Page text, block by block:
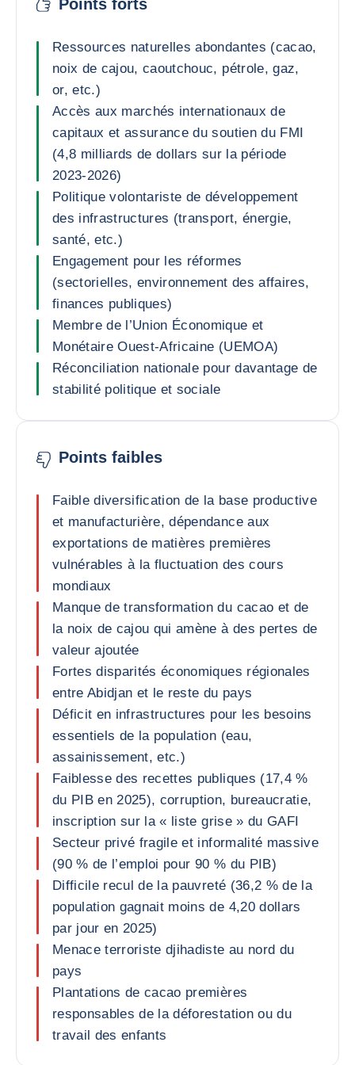
Points forts
Ressources naturelles abondantes (cacao,
noix de cajou, caoutchouc, pétrole, gaz,
or, etc.)
Accès aux marchés internationaux de
capitaux et assurance du soutien du FMI
(4,8 milliards de dollars sur la période
2023-2026)
Politique volontariste de développement
des infrastructures (transport, énergie,
santé, etc.)
Engagement pour les réformes
(sectorielles, environnement des affaires,
finances publiques)
Membre de l’Union Économique et
Monétaire Ouest-Africaine (UEMOA)
Réconciliation nationale pour davantage de
stabilité politique et sociale
Points faibles
Faible diversification de la base productive
et manufacturière, dépendance aux
exportations de matières premières
vulnérables à la fluctuation des cours
mondiaux
Manque de transformation du cacao et de
la noix de cajou qui amène à des pertes de
valeur ajoutée
Fortes disparités économiques régionales
entre Abidjan et le reste du pays
Déficit en infrastructures pour les besoins
essentiels de la population (eau,
assainissement, etc.)
Faiblesse des recettes publiques (17,4 %
du PIB en 2025), corruption, bureaucratie,
inscription sur la « liste grise » du GAFI
Secteur privé fragile et informalité massive
(90 % de l’emploi pour 90 % du PIB)
Difficile recul de la pauvreté (36,2 % de la
population gagnait moins de 4,20 dollars
par jour en 2025)
Menace terroriste djihadiste au nord du
pays
Plantations de cacao premières
responsables de la déforestation ou du
travail des enfants